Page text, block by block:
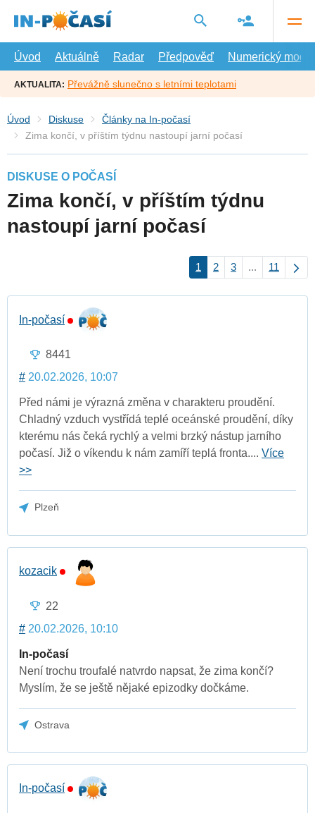
hlavní
Úvod
Aktuálně Radar Předpověď Numerický model
AKTUALITA: Převážně slunečno s letními teplotami
Úvod Diskuse
Články na In-počasí
Zima končí, v příštím týdnu nastoupí jarní počasí
DISKUSE O POČASÍ
Zima končí, v příštím týdnu
nastoupí jarní počasí
1 2 3 ... 11
In-počasí
8441
# 20.02.2026, 10:07
Před námi je výrazná změna v charakteru proudění.
Chladný vzduch vystřídá teplé oceánské proudění, díky
kterému nás čeká rychlý a velmi brzký nástup jarního
počasí. Již o víkendu k nám zamíří teplá fronta.... Více
>>
Plzeň
kozacik
22
# 20.02.2026, 10:10
In-počasí
Není trochu troufalé natvrdo napsat, že zima končí?
Myslím, že se ještě nějaké epizodky dočkáme.
Ostrava
In-počasí